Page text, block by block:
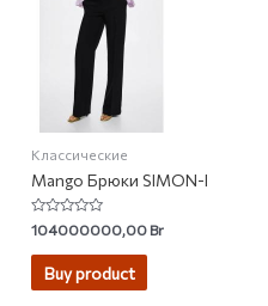
Классические
Mango Брюки SIMON-I
Rated
0
out
104000000,00Br
Buy product